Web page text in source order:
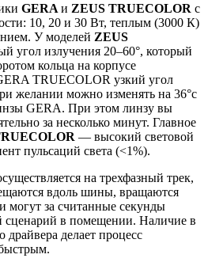
GERA и ZEUS TRUECOLOR с
10, 20 и 30 Вт, теплым (3000 К)
У моделей ZEUS
угол излучения 20–60°, который
кольца на корпусе
TRUECOLOR узкий угол
желании можно изменять на 36°с
GERA. При этом линзу вы
за несколько минут. Главное
— высокий световой
пульсаций света (˂1%).
на трехфазный трек,
вдоль шины, вращаются
могут за считанные секунды
сценарий в помещении. Наличие в
драйвера делает процесс